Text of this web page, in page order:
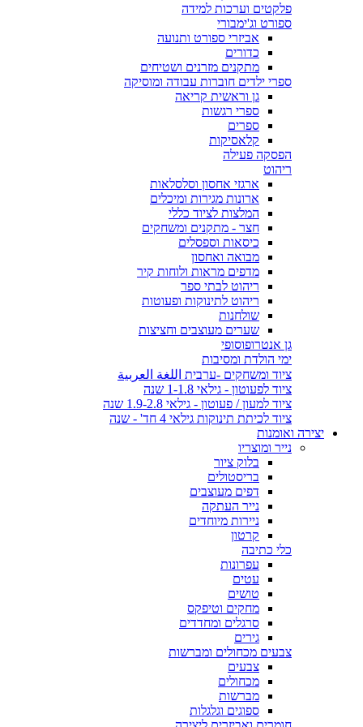
פלקטים וערכות למידה
ספורט וג'ימבורי
אביזרי ספורט ותנועה
כדורים
מתקנים מזרנים ושטיחים
ספרי ילדים חוברות עבודה ומוסיקה
גן וראשית קריאה
ספרי רגשות
ספרים
קלאסיקות
הפסקה פעילה
ריהוט
ארגזי אחסון וסלסלאות
ארונות מגירות ומיכלים
המלצות לציוד כללי
חצר - מתקנים ומשחקים
כיסאות וספסלים
מבואה ואחסון
מדפים מראות ולוחות קיר
ריהוט לבתי ספר
ריהוט לתינוקות ופעוטות
שולחנות
שערים מעוצבים וחציצות
גן אנטרופוסופי
ימי הולדת ומסיבות
ציוד ומשחקים -ערבית اللغة العربية
ציוד לפעוטון - גילאי 1-1.8 שנה
ציוד למעון / פעוטון - גילאי 1.9-2.8 שנה
ציוד לכיתת תינוקות גילאי 4 חד' - שנה
יצירה ואומנות
נייר ומוצריו
בלוק ציור
בריסטולים
דפים מעוצבים
נייר העתקה
ניירות מיוחדים
קרטון
כלי כתיבה
עפרונות
עטים
טושים
מחקים וטיפקס
סרגלים ומחדדים
גירים
צבעים מכחולים ומברשות
צבעים
מכחולים
מברשות
ספוגים וגלגלות